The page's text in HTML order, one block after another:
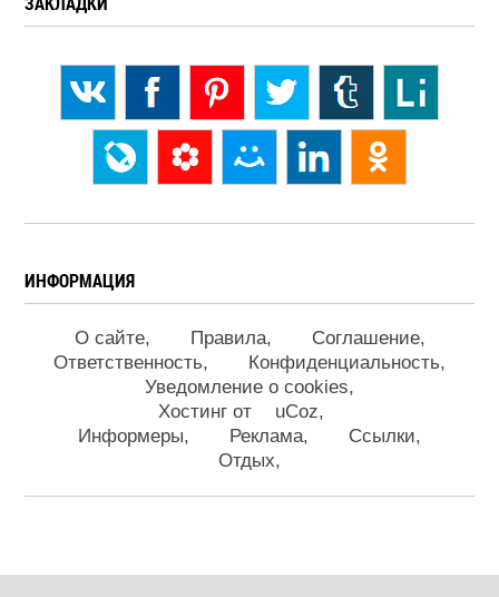
ИНФОРМАЦИЯ
О сайте Правила
Соглашение
Ответственность
Конфиденциальность
Уведомление о cookies
Хостинг от
uCoz
Информеры
Реклама
Ссылки
Отдых